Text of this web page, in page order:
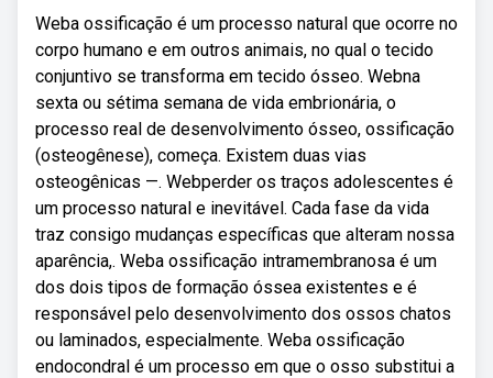
Weba ossificação é um processo natural que ocorre no
corpo humano e em outros animais, no qual o tecido
conjuntivo se transforma em tecido ósseo. Webna
sexta ou sétima semana de vida embrionária, o
processo real de desenvolvimento ósseo, ossificação
(osteogênese), começa. Existem duas vias
osteogênicas —. Webperder os traços adolescentes é
um processo natural e inevitável. Cada fase da vida
traz consigo mudanças específicas que alteram nossa
aparência,. Weba ossificação intramembranosa é um
dos dois tipos de formação óssea existentes e é
responsável pelo desenvolvimento dos ossos chatos
ou laminados, especialmente. Weba ossificação
endocondral é um processo em que o osso substitui a